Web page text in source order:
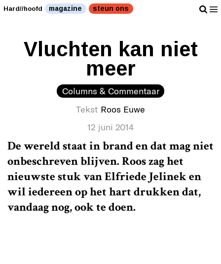
Hard//hoofd magazine steun ons
Vluchten kan niet
meer
Columns & Commentaar
Tekst Roos Euwe
12 juni 2014
De wereld staat in brand en dat mag niet
onbeschreven blijven. Roos zag het
nieuwste stuk van Elfriede Jelinek en
wil iedereen op het hart drukken dat,
vandaag nog, ook te doen.